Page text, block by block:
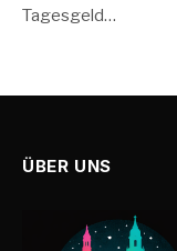
Tagesgeld…
ÜBER UNS